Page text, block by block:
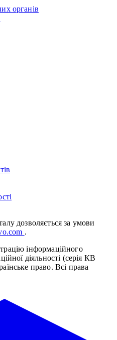
органів
дозволяється за умови
.
інформаційного
діяльності (серія КВ
право. Всі права